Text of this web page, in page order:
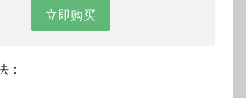
立即购买
：